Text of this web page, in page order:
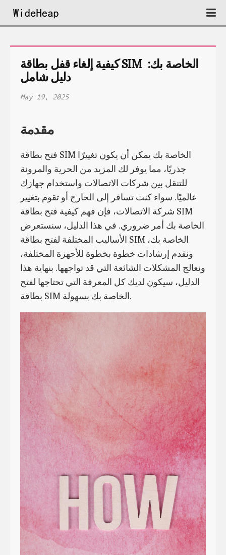
كيفية إلغاء قفل بطاقة SIM الخاصة بك:
دليل شامل
May 19, 2025
مقدمة
فتح بطاقة SIM الخاصة بك يمكن أن يكون تغييرًا
جذريًا، مما يوفر لك المزيد من الحرية والمرونة
للتنقل بين شركات الاتصالات واستخدام جهازك
عالميًا. سواء كنت تسافر إلى الخارج أو تقوم بتغيير
شركة الاتصالات، فإن فهم كيفية فتح بطاقة SIM
الخاصة بك أمر ضروري. في هذا الدليل، سنستعرض
الأساليب المختلفة لفتح بطاقة SIM الخاصة بك،
ونقدم إرشادات خطوة بخطوة للأجهزة المختلفة،
ونعالج المشكلات الشائعة التي قد تواجهها. بنهاية هذا
الدليل، سيكون لديك كل المعرفة التي تحتاجها لفتح
بطاقة SIM الخاصة بك بسهولة.